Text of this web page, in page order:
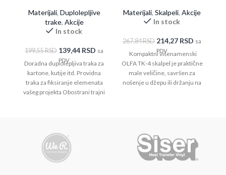
Materijali, Duplolepljive
trake, Akcije
In stock
199,55RSD 139,44 RSD sa
PDV
Doradna duplolepljiva traka za
kartone, kutije itd. Providna
traka za fiksiranje elemenata
vašeg projekta Obostrani trajni
Materijali, Skalpeli, Akcije
In stock
267,84RSD 214,27 RSD sa
PDV
Kompaktni višenamenski
OLFA TK-4 skalpel je praktične
male veličine, savršen za
nošenje u džepu ili držanju na
proteže do 10mm
jednostavnim pritiskom
klizača.